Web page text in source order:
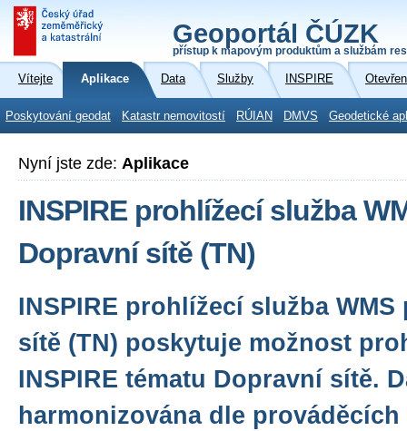
Geoportál ČÚZK
přístup k mapovým produktům a službám
Vítejte Aplikace Data Služby INSPIRE
Poskytování geodat Katastr nemovitostí RÚIAN DMVS Geodetické
Nyní jste zde: Aplikace
INSPIRE prohlížecí služba
Dopravní sítě (TN)
INSPIRE prohlížecí služba
sítě (TN) poskytuje možnost
INSPIRE tématu Dopravní sítě.
harmonizována dle prováděcích